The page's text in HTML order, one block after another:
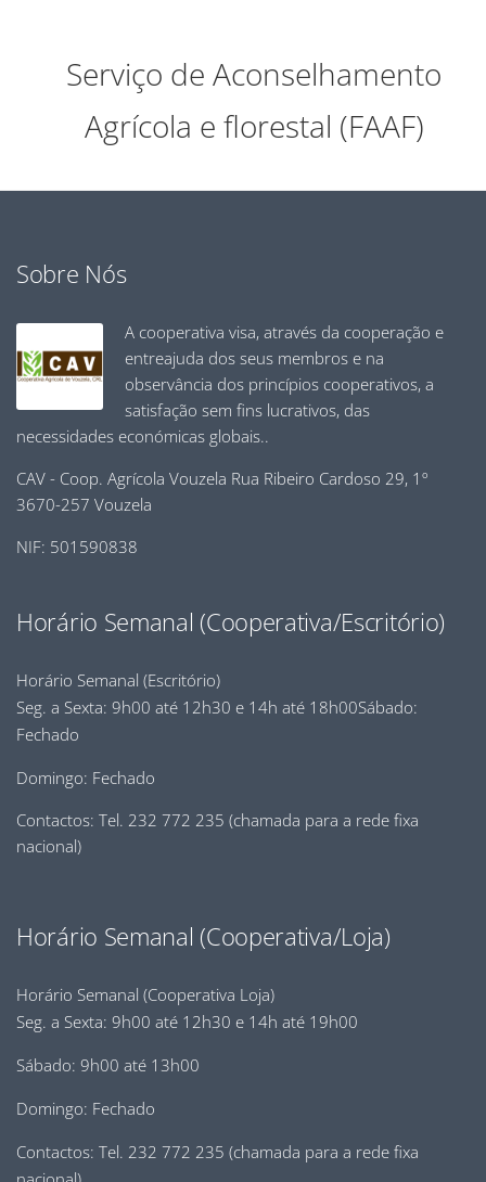
Serviço de Aconselhamento
Agrícola e florestal (FAAF)
Sobre Nós
A cooperativa visa, através da cooperação e
entreajuda dos seus membros e na
observância dos princípios cooperativos, a
satisfação sem fins lucrativos, das
necessidades económicas globais..
CAV - Coop. Agrícola Vouzela Rua Ribeiro Cardoso 29, 1º
3670-257 Vouzela
NIF: 501590838
Horário Semanal (Cooperativa/Escritório)
Horário Semanal (Escritório)
Seg. a Sexta: 9h00 até 12h30 e 14h até 18h00Sábado:
Fechado
Domingo: Fechado
Contactos: Tel. 232 772 235 (chamada para a rede fixa
nacional)
Horário Semanal (Cooperativa/Loja)
Horário Semanal (Cooperativa Loja)
Seg. a Sexta: 9h00 até 12h30 e 14h até 19h00
Sábado: 9h00 até 13h00
Domingo: Fechado
Contactos: Tel. 232 772 235 (chamada para a rede fixa